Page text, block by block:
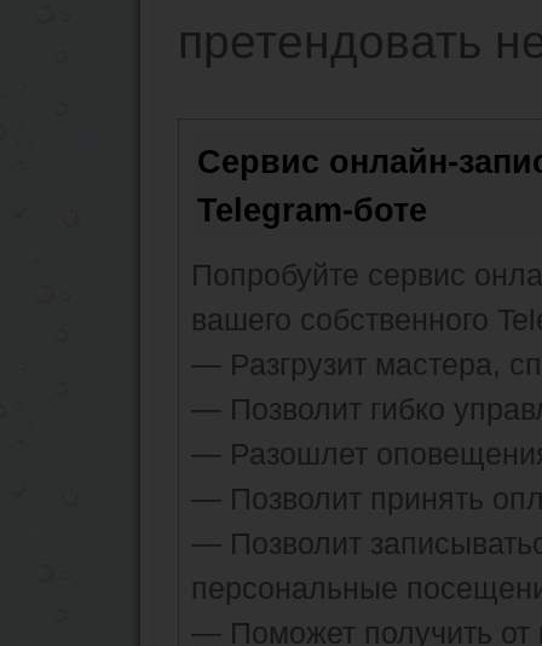
претендовать
Сервис онлайн-
Telegram-боте
Попробуйте сервис
вашего собственного
— Разгрузит мастера,
— Позволит гибко
— Разошлет
— Позволит принять
— Позволит
персональные
— Поможет получить от